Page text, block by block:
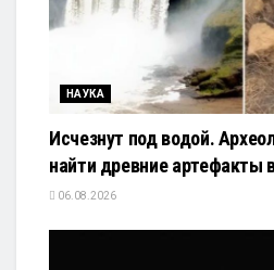
НАУКА
Исчезнут под водой.
найти древние артефакты
06.08.2026